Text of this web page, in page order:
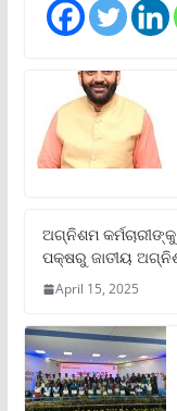
ଅଗ୍ନିଶମ
ପକ୍ଷରୁ ଜାତୀୟ
April 15, 2025